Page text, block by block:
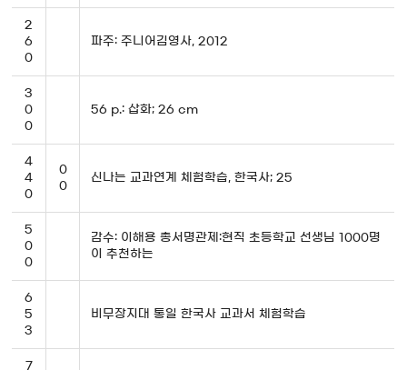
2
6
0
파주: 주니어김영사, 2012
3
0
0
56 p.: 삽화; 26 cm
4
4
0
0
0
신나는 교과연계 체험학습, 한국사; 25
5
0
0
감수: 이해용 총서명관제:현직 초등학교 선생님 1000명
이 추천하는
6
5
3
비무장지대 통일 한국사 교과서 체험학습
7